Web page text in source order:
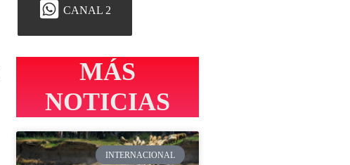
CANAL 2
MÁS
NOTICIAS
INTERNACIONAL